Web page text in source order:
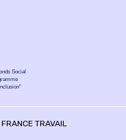
Social
TRAVAIL